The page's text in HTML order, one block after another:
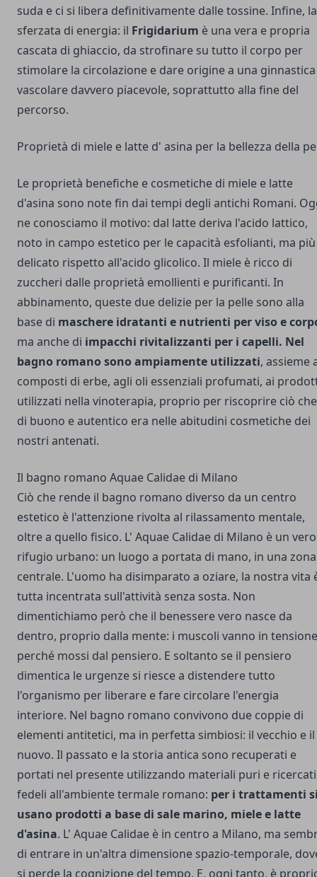
suda e ci si libera definitivamente dalle tossine. Infine, la
sferzata di energia: il Frigidarium è una vera e propria
cascata di ghiaccio, da strofinare su tutto il corpo per
stimolare la circolazione e dare origine a una ginnastica
vascolare davvero piacevole, soprattutto alla fine del
percorso.
Proprietà di miele e latte d' asina per la bellezza della
Le proprietà benefiche e cosmetiche di miele e latte
d'asina sono note fin dai tempi degli antichi Romani.
ne conosciamo il motivo: dal latte deriva l'acido lattico,
noto in campo estetico per le capacità esfolianti, ma più
delicato rispetto all'acido glicolico. Il miele è ricco di
zuccheri dalle proprietà emollienti e purificanti. In
abbinamento, queste due delizie per la pelle sono alla
base di maschere idratanti e nutrienti per viso e
ma anche di impacchi rivitalizzanti per i capelli. Nel
bagno romano sono ampiamente utilizzati, assieme
composti di erbe, agli oli essenziali profumati, ai
utilizzati nella vinoterapia, proprio per riscoprire ciò che
di buono e autentico era nelle abitudini cosmetiche dei
nostri antenati.
Il bagno romano Aquae Calidae di Milano
Ciò che rende il bagno romano diverso da un centro
estetico è l'attenzione rivolta al rilassamento mentale,
oltre a quello fisico. L' Aquae Calidae di Milano è un vero
rifugio urbano: un luogo a portata di mano, in una zona
centrale. L'uomo ha disimparato a oziare, la nostra vita
tutta incentrata sull'attività senza sosta. Non
dimentichiamo però che il benessere vero nasce da
dentro, proprio dalla mente: i muscoli vanno in tensione
perché mossi dal pensiero. E soltanto se il pensiero
dimentica le urgenze si riesce a distendere tutto
l'organismo per liberare e fare circolare l'energia
interiore. Nel bagno romano convivono due coppie di
elementi antitetici, ma in perfetta simbiosi: il vecchio e il
nuovo. Il passato e la storia antica sono recuperati e
portati nel presente utilizzando materiali puri e
fedeli all'ambiente termale romano: per i trattamenti
usano prodotti a base di sale marino, miele e latte
d'asina. L' Aquae Calidae è in centro a Milano, ma
di entrare in un'altra dimensione spazio-temporale,
si perde la cognizione del tempo. E, ogni tanto, è